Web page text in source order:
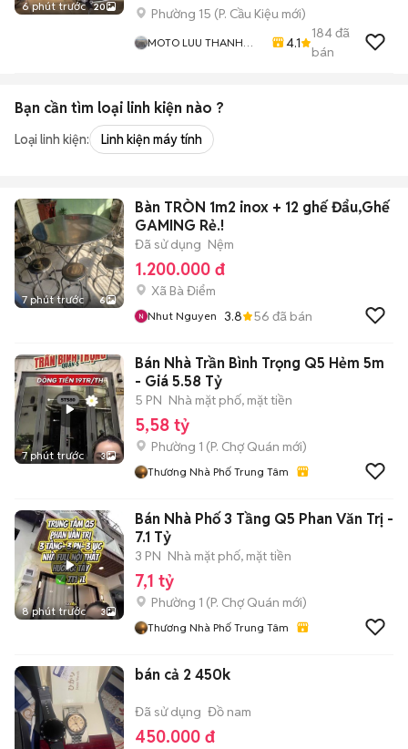
6 phút trước 20 Phường 15 (P. Cầu Kiệu mới)
MOTO LUU THANH
TPHCM
4.1
184đã
bán
Bạn cần tìm loại linh kiện nào ?
Loại linh kiện: Linh kiện máy tính
7 phút trước 6
Bàn TRÒN 1m2 inox + 12 ghế Đẩu,Ghế
GAMING Rẻ.!
Đã sử dụng Nệm
1.200.000 đ
Xã Bà Điểm
Nhut Nguyen 3.8 56 đã bán
7 phút trước 3
Bán Nhà Trần Bình Trọng Q5 Hẻm 5m
- Giá 5.58 Tỷ
5 PN Nhà mặt phố, mặt tiền
5,58 tỷ
Phường 1 (P. Chợ Quán mới)
Thương Nhà Phố Trung Tâm
8 phút trước 3
Bán Nhà Phố 3 Tầng Q5 Phan Văn Trị -
7.1 Tỷ
3 PN Nhà mặt phố, mặt tiền
7,1 tỷ
Phường 1 (P. Chợ Quán mới)
Thương Nhà Phố Trung Tâm
bán cả 2 450k
Đã sử dụng Đồ nam
450.000 đ